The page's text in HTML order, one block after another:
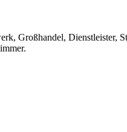
Großhandel, Dienstleister,